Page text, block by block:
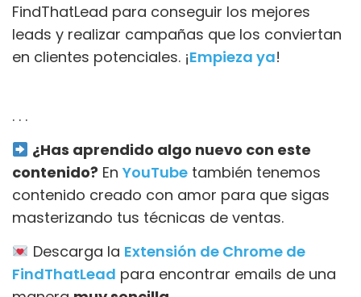
FindThatLead para conseguir los mejores
leads y realizar campañas que los conviertan
en clientes potenciales. ¡Empieza ya!
. . .
¿Has aprendido algo nuevo con este
contenido? En YouTube también tenemos
contenido creado con amor para que sigas
masterizando tus técnicas de ventas.
Descarga la Extensión de Chrome de
FindThatLead para encontrar emails de una